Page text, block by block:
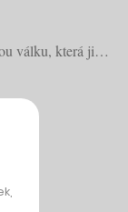
válku, která ji…